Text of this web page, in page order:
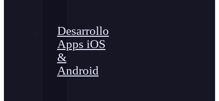
Desarrollo
Apps iOS
&
Android